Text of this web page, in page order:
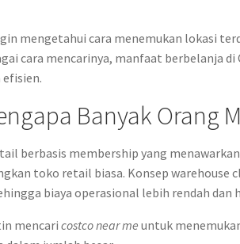
mengetahui cara menemukan lokasi
cara mencarinya, manfaat berbelanja
Banyak Orang
berbasis membership yang
toko retail biasa. Konsep warehouse
biaya operasional lebih rendah dan
mencaricostco near me untuk